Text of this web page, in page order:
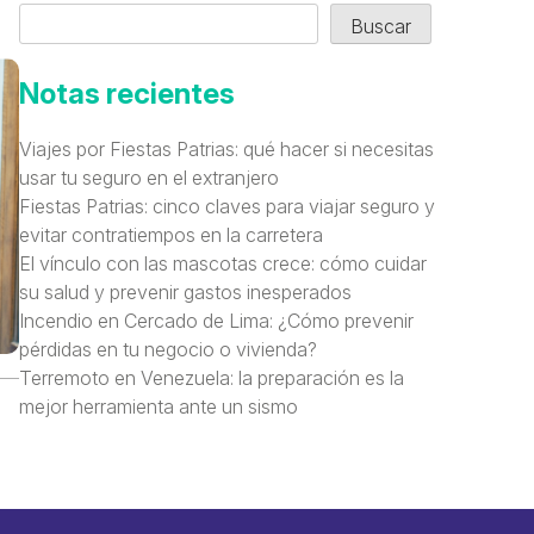
Buscar
Notas recientes
Viajes por Fiestas Patrias: qué hacer si necesitas
usar tu seguro en el extranjero
Fiestas Patrias: cinco claves para viajar seguro y
evitar contratiempos en la carretera
El vínculo con las mascotas crece: cómo cuidar
su salud y prevenir gastos inesperados
Incendio en Cercado de Lima: ¿Cómo prevenir
pérdidas en tu negocio o vivienda?
Terremoto en Venezuela: la preparación es la
mejor herramienta ante un sismo